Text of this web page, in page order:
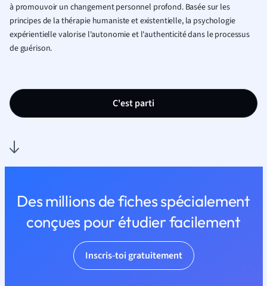
à promouvoir un changement personnel profond. Basée sur les
principes de la thérapie humaniste et existentielle, la psychologie
expérientielle valorise l'autonomie et l'authenticité dans le processus
de guérison.
C'est parti
Des millions de fiches spécialement
conçues pour étudier facilement
Inscris-toi gratuitement